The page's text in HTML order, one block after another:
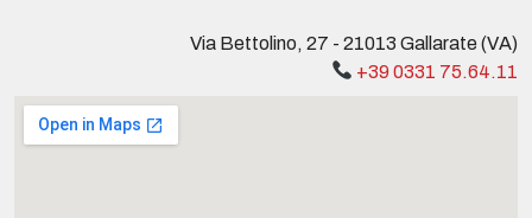
Via Bettolino, 27 - 21013 Gallarate (VA)
+39 0331 75.64.11